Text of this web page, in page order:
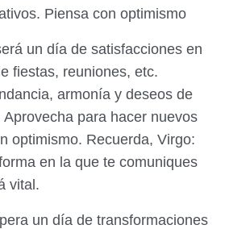
Piensa con optimismo
un día de satisfacciones en
fiestas, reuniones, etc.
armonía y deseos de
para hacer nuevos
optimismo. Recuerda, Virgo:
en la que te comuniques
vital.
un día de transformaciones